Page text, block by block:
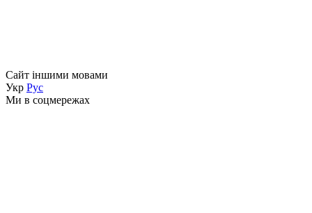
Сайт іншими мовами
Укр Рус
Ми в соцмережах